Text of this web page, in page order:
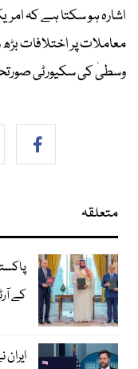
اشارہ ہو سکتا ہے کہ
معاملات پر اختلافات
وسطیٰ کی سکیورٹی
متعلقہ
کے آرٹیکل 5 جیسا